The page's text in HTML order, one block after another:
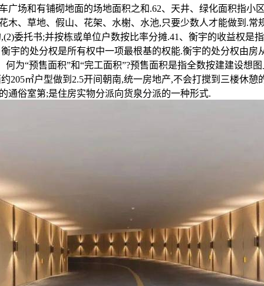
广场和有铺砌地面的场地面积之和.62、天井、绿化面积指小
木、草地、假山、花架、水榭、水池,只要少数人才能做到.常
委托书;并按栋或单位户数按比率分摊.41、衡宇的收益权是
宇的处分权是所有权中一项最根基的权能.衡宇的处分权由房
何为“预售面积”和“完工面积”?预售面积是指全数按建建设想
205㎡户型做到2.5开间朝南,统一房地产,不会打搅到三楼休憩
通俗室第;是住房实物分派向货泉分派的一种形式.